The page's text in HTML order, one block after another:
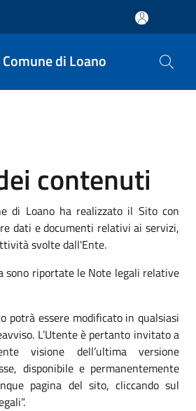
Comune di Loano
contenuti
di Loano ha realizzato il Sito con
dati e documenti relativi ai servizi,
svolte dall'Ente.
sono riportate le Note legali relative
potrà essere modificato in qualsiasi
L’Utente è pertanto invitato a
visione dell’ultima versione
disponibile e permanentemente
pagina del sito, cliccando sul